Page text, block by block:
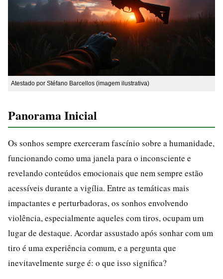
Atestado por Stéfano Barcellos (imagem ilustrativa)
Panorama Inicial
Os sonhos sempre exerceram fascínio sobre a humanidade,
funcionando como uma janela para o inconsciente e
revelando conteúdos emocionais que nem sempre estão
acessíveis durante a vigília. Entre as temáticas mais
impactantes e perturbadoras, os sonhos envolvendo
violência, especialmente aqueles com tiros, ocupam um
lugar de destaque. Acordar assustado após sonhar com um
tiro é uma experiência comum, e a pergunta que
inevitavelmente surge é: o que isso significa?